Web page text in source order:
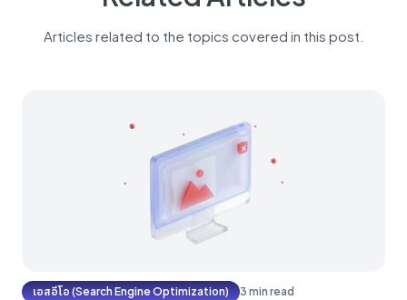
Articles related to the topics covered in this post.
เอสอีโอ (Search Engine Optimization) 3 min read